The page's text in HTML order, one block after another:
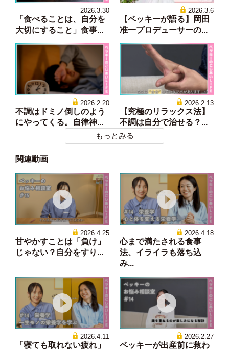
2026.3.30
「食べることは、自分を
大切にすること」食事...
2026.3.6
【ベッキーが語る】岡田
准一プロデューサーの...
2026.2.20
不調はドミノ倒しのよう
にやってくる。自律神...
2026.2.13
【究極のリラックス法】
不調は自分で治せる？...
もっとみる
関連動画
2026.4.25
甘やかすことは「負け」
じゃない？自分をすり...
2026.4.18
心まで満たされる食事
法、イライラも落ち込
み...
2026.4.11
「寝ても取れない疲れ」
2026.2.27
ベッキーが出産前に救わ